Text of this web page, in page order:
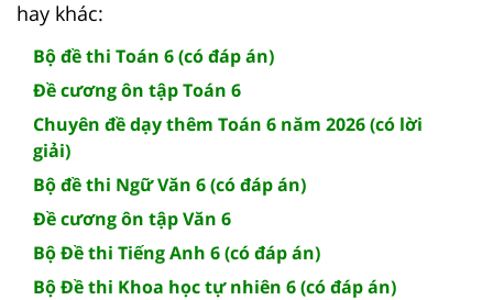
hay khác:
Bộ đề thi Toán 6 (có đáp án)
Đề cương ôn tập Toán 6
Chuyên đề dạy thêm Toán 6 năm 2026 (có lời
giải)
Bộ đề thi Ngữ Văn 6 (có đáp án)
Đề cương ôn tập Văn 6
Bộ Đề thi Tiếng Anh 6 (có đáp án)
Bộ Đề thi Khoa học tự nhiên 6 (có đáp án)